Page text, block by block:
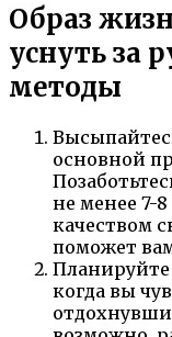
Образ
уснуть за
методы
основной
не менее 7-8
качеством
поможет
Планируйте
когда вы